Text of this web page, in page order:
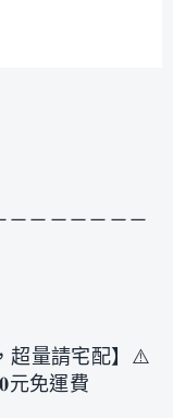
－－－－－－－
超量請宅配】⚠️
免運費